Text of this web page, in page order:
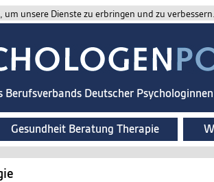
um unsere Dienste zu erbringen und zu
Berufsverbands Deutscher
Gesundheit Beratung Therapie